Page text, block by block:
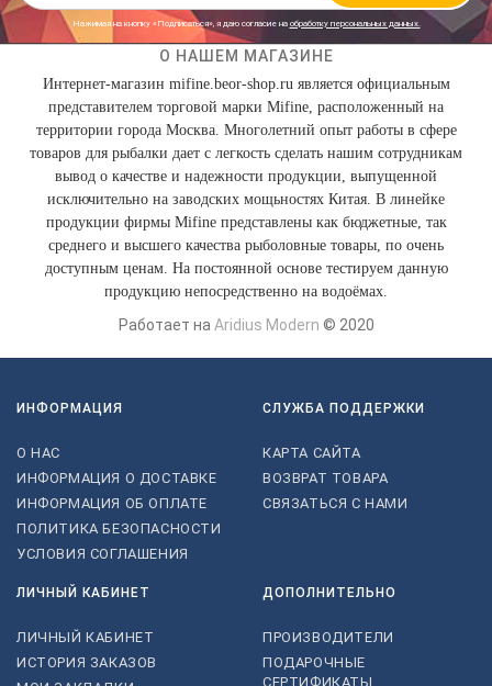
Нажимая на кнопку «Подписаться», я даю cогласие на обработку персональных данных.
О НАШЕМ МАГАЗИНЕ
Интернет-магазин mifine.beor-shop.ru является официальным
представителем торговой марки Mifine, расположенный на
территории города Москва. Многолетний опыт работы в сфере
товаров для рыбалки дает с легкость сделать нашим сотрудникам
вывод о качестве и надежности продукции, выпущенной
исключительно на заводских мощьностях Китая. В линейке
продукции фирмы Mifine представлены как бюджетные, так
среднего и высшего качества рыболовные товары, по очень
доступным ценам. На постоянной основе тестируем данную
продукцию непосредственно на водоёмах.
Работает наAridius Modern © 2020
ИНФОРМАЦИЯ
О НАС
ИНФОРМАЦИЯ О ДОСТАВКЕ
ИНФОРМАЦИЯ ОБ ОПЛАТЕ
ПОЛИТИКА БЕЗОПАСНОСТИ
УСЛОВИЯ СОГЛАШЕНИЯ
СЛУЖБА ПОДДЕРЖКИ
КАРТА САЙТА
ВОЗВРАТ ТОВАРА
СВЯЗАТЬСЯ С НАМИ
ЛИЧНЫЙ КАБИНЕТ
ЛИЧНЫЙ КАБИНЕТ
ИСТОРИЯ ЗАКАЗОВ
ДОПОЛНИТЕЛЬНО
ПРОИЗВОДИТЕЛИ
ПОДАРОЧНЫЕ
СЕРТИФИКАТЫ